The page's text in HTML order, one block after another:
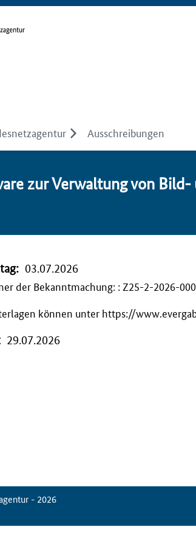
Ausschreibungen
zur Verwaltung von
03.07.2026
der Bekanntmachung: : Z25-2-2026-
können unter https://
29.07.2026
- 2026